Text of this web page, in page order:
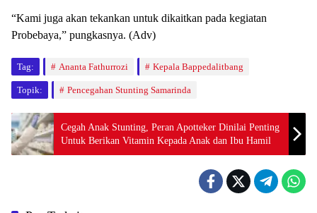
“Kami juga akan tekankan untuk dikaitkan pada kegiatan
Probebaya,” pungkasnya. (Adv)
Tag: Ananta Fathurrozi Kepala Bappedalitbang
Topik: Pencegahan Stunting Samarinda
Cegah Anak Stunting, Peran Apotteker Dinilai Penting
Untuk Berikan Vitamin Kepada Anak dan Ibu Hamil